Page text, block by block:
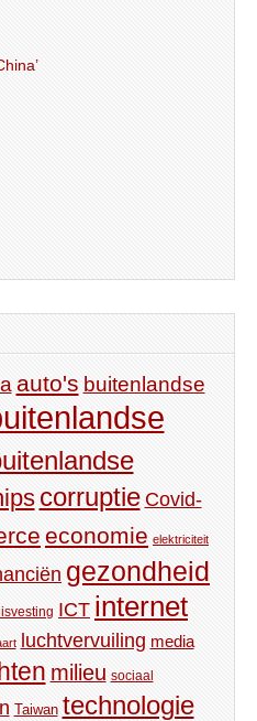
auto's buitenlandse
corruptie Covid-
economie elektriciteit
gezondheid
ICT internet
luchtvervuiling media
milieu sociaal
Taiwan technologie